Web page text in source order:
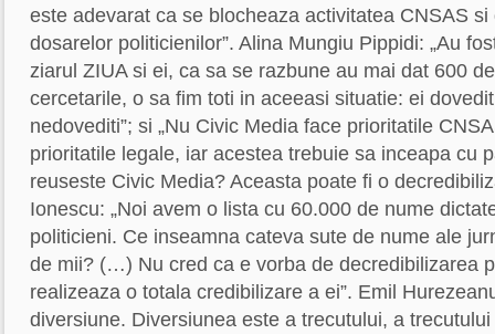
este adevarat ca se blocheaza activitatea CNSAS
dosarelor politicienilor”. Alina Mungiu Pippidi: „Au
ziarul ZIUA si ei, ca sa se razbune au mai dat 600
cercetarile, o sa fim toti in aceeasi situatie: ei
nedovediti”; si „Nu Civic Media face prioritatile
prioritatile legale, iar acestea trebuie sa inceapa cu
reuseste Civic Media? Aceasta poate fi o
Ionescu: „Noi avem o lista cu 60.000 de nume
politicieni. Ce inseamna cateva sute de nume ale
de mii? (…) Nu cred ca e vorba de decredibilizarea
realizeaza o totala credibilizare a ei”. Emil
diversiune. Diversiunea este a trecutului, a